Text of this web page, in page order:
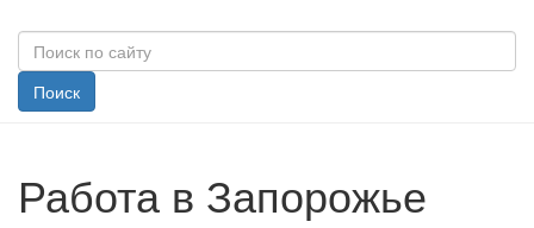
Поиск
Работа в Запорожье